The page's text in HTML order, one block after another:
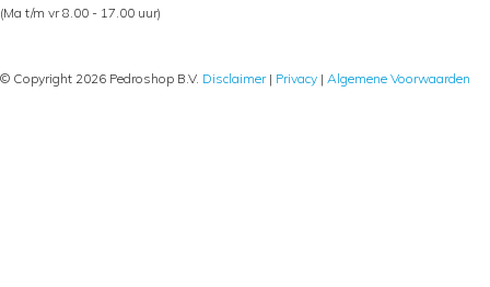
(Ma t/m vr 8.00 - 17.00 uur)
© Copyright 2026 Pedroshop B.V. Disclaimer| Privacy | Algemene Voorwaarden